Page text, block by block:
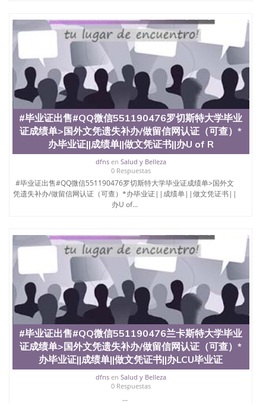
551190476 网上买文凭可靠吗QQ微信551190476买国
外文凭质量QQ微信551190476国外本科毕业证怎么办
理QQ微信551190476国外大学文凭真制作QQ微信
551190476办国外文凭可找工作QQ微信551190476国
外大学有毕业证QQ微信551190476办理国外毕业证价
格QQ微信551190476国外编号查询QQ微信551190476
办理国外文凭要交定金吗QQ微信551190476办国外可
查文凭QQ微信551190476网上购买真文凭可信吗QQ
微信551190476学士学位证书查询机构QQ微信
551190476 国外资格证书办理QQ微信551190476如何
办理学历认证QQ微信551190476海外文凭认证办理
QQ微信551190476 圣何塞州立大学（San Jose State
University, 又译为“圣荷西州立大学”）成立于1857
年，简称SJSU，是加州历史悠久的大学之一，也是美
西地区的公立大学之一。位于圣何塞市San Jose中
心，占地154公顷。它是一所位于加利福尼亚州的著
名综合性公立大学，它以极高的就业率，全美名列前
合性大学，每年有来自世界各地的成百上千的海外学
生前往求学。 至今，这是一所在世界上享有学术地
位、声誉、实习机会和影响力的高等教育机构，并获
誉为美国本科教育质量的核心代表。其计算机系与会
计系更是在当今美国大学教学排名中表现优异。其毕
业生大多可以在其所处地域的世界硅谷中心得到工作
机会。许多硅谷公司甚至在学生大三和大四的学期提
供许多相应科系的实习机会。无论是加州大学系统
(UC)，还是加州州立大学系统(CSU), 圣何塞州立大学
都占据着加州所有大学中的地理位置。 圣何塞州立大
学座落于硅谷(Silicon Valley), 于附近的旧金山-圣何塞
地区为全美的重要科技中心。约有学生三万人，超过
134种学士学科和65个硕士学科，并有来自世界60余
国的学生来此就读。其有名的科系如计算机科学，电
子工程学，工商管理学，艺术设计，和航空学等，深
#毕业证出售#QQ微信551190476罗切斯特大学毕业
证成绩单>国外文凭遗失补办/做留信网认证（可查）*
办毕业证||成绩单||做文凭证书||办U of R
dfnsen Salud y Belleza
0 Respuestas
#毕业证出售#QQ微信551190476罗切斯特大学毕业证成绩单>国外文
凭遗失补办/做留信网认证（可查）*办毕业证||成绩单||做文凭证书||
办U of...
#毕业证出售#QQ微信551190476兰卡斯特大学毕业
证成绩单>国外文凭遗失补办/做留信网认证（可查）*
办毕业证||成绩单||做文凭证书||办LCU毕业证
dfnsen Salud y Belleza
0 Respuestas
...